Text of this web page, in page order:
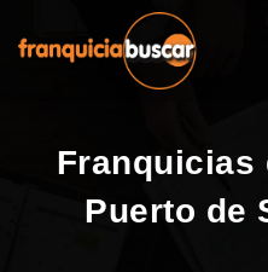
Franquicias
Puerto de